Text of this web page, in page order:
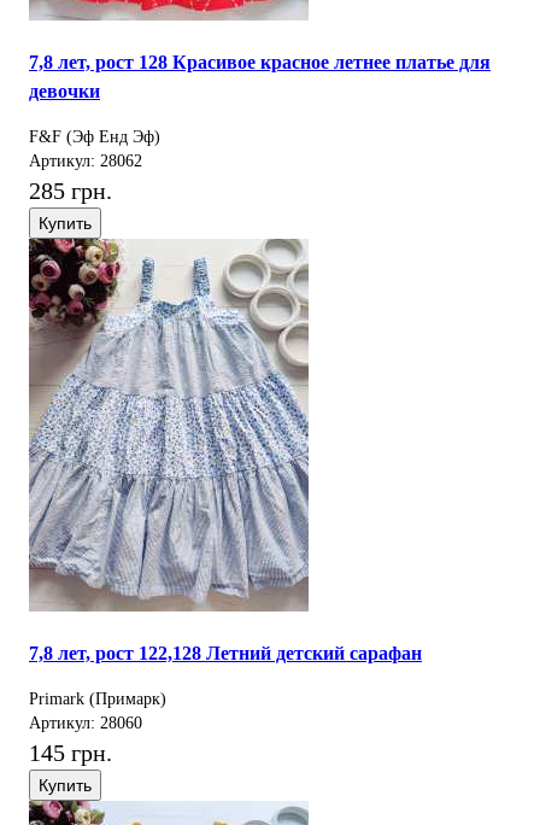
7,8 лет, рост 128 Красивое красное летнее платье для
девочки
F&F (Эф Енд Эф)
Артикул: 28062
285 грн.
Купить
7,8 лет, рост 122,128 Летний детский сарафан
Primark (Примарк)
Артикул: 28060
145 грн.
Купить